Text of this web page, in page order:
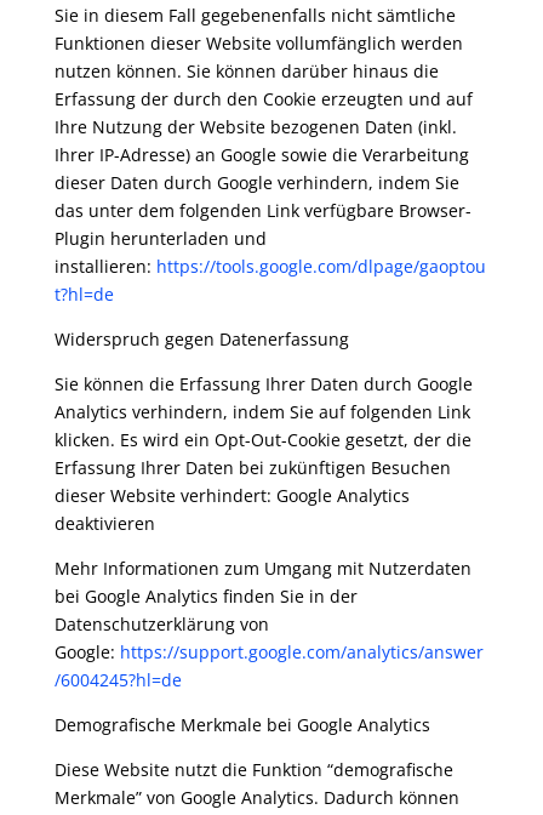
Sie in diesem Fall gegebenenfalls nicht sämtliche
Funktionen dieser Website vollumfänglich werden
nutzen können. Sie können darüber hinaus die
Erfassung der durch den Cookie erzeugten und auf
Ihre Nutzung der Website bezogenen Daten (inkl.
Ihrer IP-Adresse) an Google sowie die Verarbeitung
dieser Daten durch Google verhindern, indem Sie
das unter dem folgenden Link verfügbare Browser-
Plugin herunterladen und
installieren: https://tools.google.com/dlpage/gaoptou
t?hl=de
Widerspruch gegen Datenerfassung
Sie können die Erfassung Ihrer Daten durch Google
Analytics verhindern, indem Sie auf folgenden Link
klicken. Es wird ein Opt-Out-Cookie gesetzt, der die
Erfassung Ihrer Daten bei zukünftigen Besuchen
dieser Website verhindert: Google Analytics
deaktivieren
Mehr Informationen zum Umgang mit Nutzerdaten
bei Google Analytics finden Sie in der
Datenschutzerklärung von
Google: https://support.google.com/analytics/answer
/6004245?hl=de
Demografische Merkmale bei Google Analytics
Diese Website nutzt die Funktion “demografische
Merkmale” von Google Analytics. Dadurch können